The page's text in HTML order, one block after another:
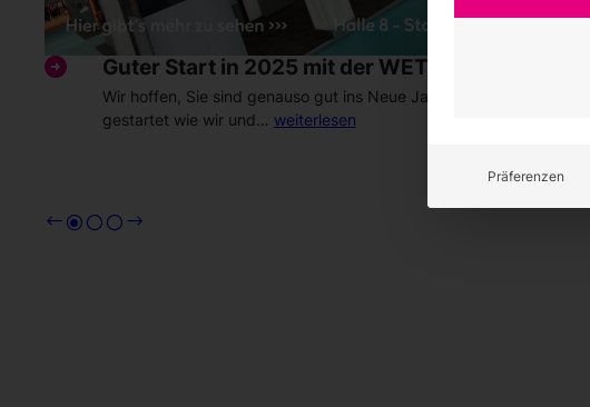
Guter Start in 2025 mit der WETEC
Wir hoffen, Sie sind genauso gut ins Neue Jahr
gestartet wie wir und… weiterlesen
Präferenzen